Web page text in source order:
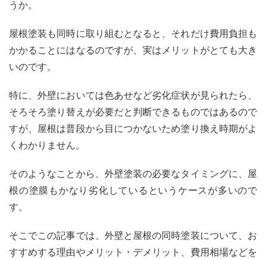
うか。
屋根塗装も同時に取り組むとなると、それだけ費用負担も
かかることにはなるのですが、実はメリットがとても大き
いのです。
特に、外壁においては色あせなど劣化症状が見られたら、
そろそろ塗り替えが必要だと判断できるものではあるので
すが、屋根は普段から目につかないため塗り換え時期がよ
くわかりません。
そのようなことから、外壁塗装の必要なタイミングに、屋
根の塗膜もかなり劣化しているというケースが多いので
す。
そこでこの記事では、外壁と屋根の同時塗装について、お
すすめする理由やメリット・デメリット、費用相場などを